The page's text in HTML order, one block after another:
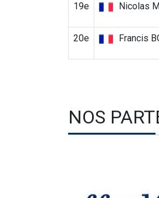
19e Nicolas
20e Francis
NOS